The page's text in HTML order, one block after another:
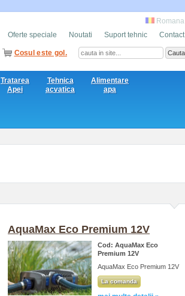
Romana
Oferte speciale Noutati Suport tehnic Contact
Cosul este gol.
Tratarea
Apei
Tehnica
acvatica
Alimentare
apa
AquaMax Eco Premium 12V
Cod: AquaMax Eco
Premium 12V
AquaMax Eco Premium 12V
La comanda